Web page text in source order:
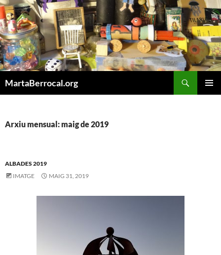
Vés
al
contingut
MartaBerrocal.org
Arxiu mensual: maig de 2019
ALBADES 2019
IMATGE
MAIG 31, 2019